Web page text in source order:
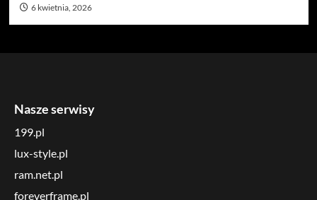
6 kwietnia, 2026
Nasze serwisy
199.pl
lux-style.pl
ram.net.pl
foreverframe.pl